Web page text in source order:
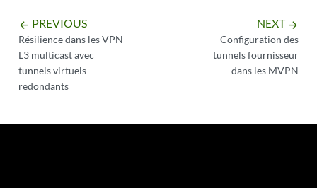
arrow_backward PREVIOUS
Résilience dans les VPN
L3 multicast avec
tunnels virtuels
redondants
NEXT arrow_forward
Configuration des
tunnels fournisseur
dans les MVPN